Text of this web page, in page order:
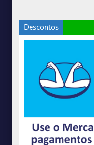
Descontos